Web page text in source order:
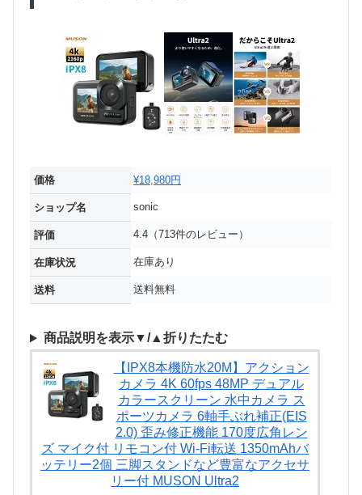
価格 ¥18,980円
ショップ名 sonic
評価 4.4（713件のレビュー）
在庫状況 在庫あり
送料 送料無料
商品説明を表示▼/▲折りたたむ
【IPX8本機防水20M】アクション
カメラ 4K 60fps 48MP デュアル
カラースクリーン 水中カメラ ス
ポーツカメラ 6軸手ぶれ補正(EIS
2.0) 歪み修正機能 170度広角レン
ズ マイク付 リモコン付 Wi-Fi転送 1350mAhバ
ッテリー2個 三脚スタンドなど豊富なアクセサ
リー付 MUSON Ultra2